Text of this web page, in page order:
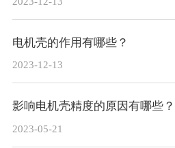
电机壳的作用有哪些？
2023-12-13
影响电机壳精度的原因有哪些？
2023-05-21